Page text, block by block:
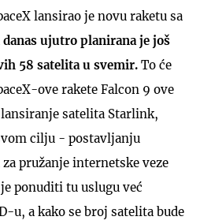
lansirao je novu raketu sa
danas ujutro planirana je još
58 satelita u svemir. To će
ove rakete Falcon 9 ove
satelita Starlink,
cilju - postavljanju
pružanje internetske veze
ponuditi tu uslugu već
u, a kako se broj satelita bude